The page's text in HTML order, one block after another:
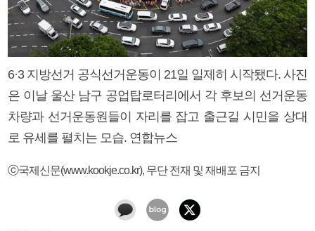
6·3 지방선거 공식선거운동이 21일 일제히 시작됐다. 사진
은 이날 울산 남구 공업탑로터리에서 각 후보의 선거운동
차량과 선거운동원들이 자리를 잡고 출근길 시민을 상대
로 유세를 펼치는 모습. 연합뉴스
ⓒ국제신문(www.kookje.co.kr), 무단 전재 및 재배포 금지